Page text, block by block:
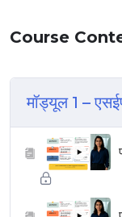
Course
मॉड्यूल 1 –
▶
▶